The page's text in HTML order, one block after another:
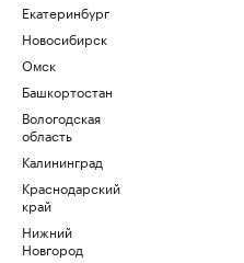
Екатеринбург
Новосибирск
Омск
Башкортостан
Вологодская
область
Калининград
Краснодарский
край
Нижний
Новгород